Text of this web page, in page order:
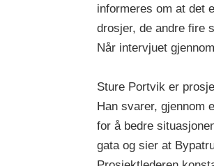
informeres om at det
drosjer, de andre fire
Når intervjuet
Sture Portvik er
Han svarer, gjennom
for å bedre
gata og sier at